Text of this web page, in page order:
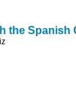
the Spanish